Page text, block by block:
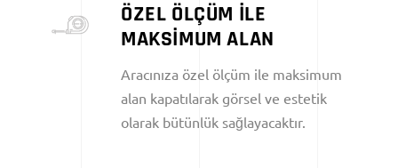
ÖZEL ÖLÇÜM İLE
MAKSİMUM ALAN
Aracınıza özel ölçüm ile maksimum
alan kapatılarak görsel ve estetik
olarak bütünlük sağlayacaktır.